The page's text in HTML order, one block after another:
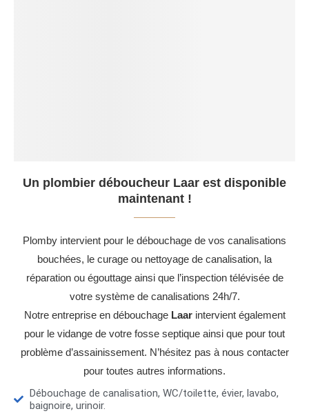
Un plombier déboucheur Laar est disponible
maintenant !
Plomby intervient pour le débouchage de vos canalisations
bouchées, le curage ou nettoyage de canalisation, la
réparation ou égouttage ainsi que l’inspection télévisée de
votre système de canalisations 24h/7.
Notre entreprise en débouchage Laarintervient également
pour le vidange de votre fosse septique ainsi que pour tout
problème d’assainissement. N’hésitez pas à nous contacter
pour toutes autres informations.
Débouchage de canalisation, WC/toilette, évier, lavabo,
baignoire, urinoir.